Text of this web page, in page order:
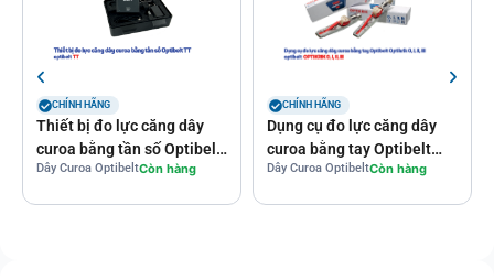
CHÍNH HÃNG
Thiết bị đo lực căng dây
curoa bằng tần số Optibelt
TT
Dây Curoa OptibeltCòn hàng
CHÍNH HÃNG
Dụng cụ đo lực căng dây
curoa bằng tay Optibelt
Optikrik O, I, II, III
Dây Curoa OptibeltCòn hàng